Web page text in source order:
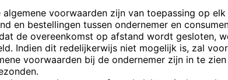
algemene voorwaarden zijn van toepassing op elk
en bestellingen tussen ondernemer en
de overeenkomst op afstand wordt gesloten,
Indien dit redelijkerwijs niet mogelijk is, zal
voorwaarden bij de ondernemer zijn in te